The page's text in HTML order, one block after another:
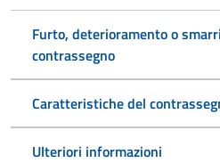
Furto, deterioramento o
contrassegno
Caratteristiche del
Ulteriori informazioni